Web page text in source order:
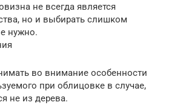
не всегда является
но и выбирать слишком
нужно.
во внимание особенности
при облицовке в случае,
не из дерева.